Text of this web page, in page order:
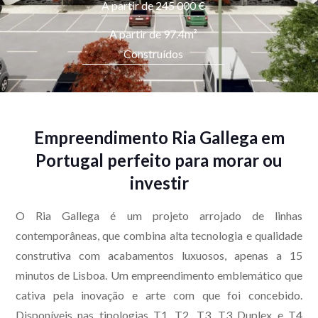
Especializados emimóveis de luxo no litoral e na
capital de São Paulo
eu@alexkuhne.com
+55 13 99712-8575
   
A partir de 245 000 €
A partir de 97.4m²
Construídos
Empreendimento Ria Gallega em
Portugal perfeito para morar ou
investir
O Ria Gallega é um projeto arrojado de linhas
contemporâneas, que combina alta tecnologia e qualidade
construtiva com acabamentos luxuosos, apenas a 15
minutos de Lisboa. Um empreendimento emblemático que
cativa pela inovação e arte com que foi concebido.
Disponíveis nas tipologias T1, T2, T3, T3 Duplex e T4